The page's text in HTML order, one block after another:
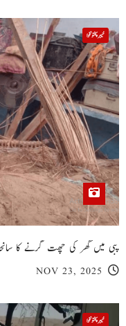
خیبر پختونخوا
پبی میں گھر کی چھت گرنے کا سانحہ: 5 افراد جان کی بازی ہار گئے، 3
NOV 23, 2025
خیبر پختونخوا